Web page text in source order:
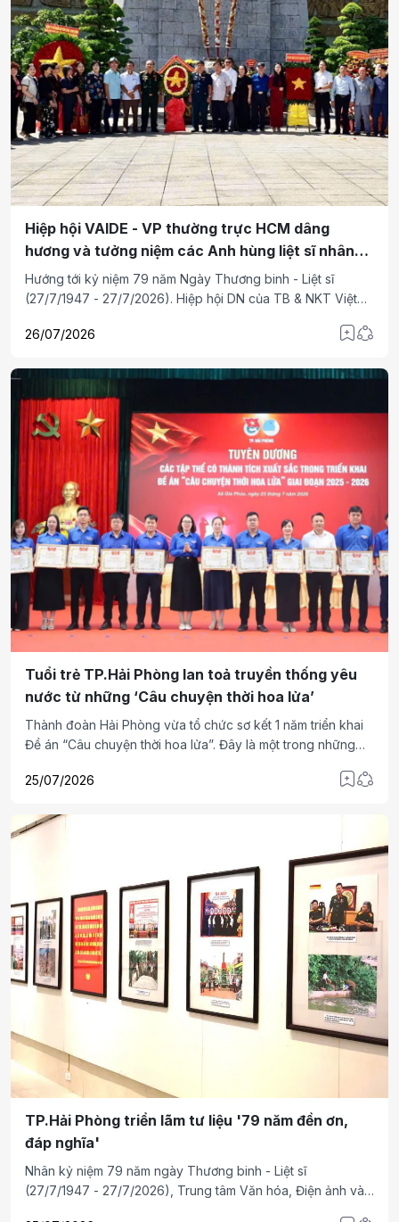
Hiệp hội VAIDE - VP thường trực HCM dâng
hương và tưởng niệm các Anh hùng liệt sĩ nhân
ngày 27/7
Hướng tới kỷ niệm 79 năm Ngày Thương binh - Liệt sĩ
(27/7/1947 - 27/7/2026). Hiệp hội DN của TB & NKT Việt
dâng hương và tưởng niệm anh linh các Anh hùng liệt sĩ tại
26/07/2026
Tuổi trẻ TP.Hải Phòng lan toả truyền thống yêu
nước từ những ‘Câu chuyện thời hoa lửa’
Thành đoàn Hải Phòng vừa tổ chức sơ kết 1 năm triển khai
Đề án “Câu chuyện thời hoa lửa”. Đây là một trong những
Thương binh - Liệt sĩ (27/7/1947 - 27/7/2026), góp phần
mạng cho thế hệ trẻ.
25/07/2026
TP.Hải Phòng triển lãm tư liệu '79 năm đền ơn,
đáp nghĩa'
Nhân kỷ niệm 79 năm ngày Thương binh - Liệt sĩ
(27/7/1947 - 27/7/2026), Trung tâm Văn hóa, Điện ảnh và